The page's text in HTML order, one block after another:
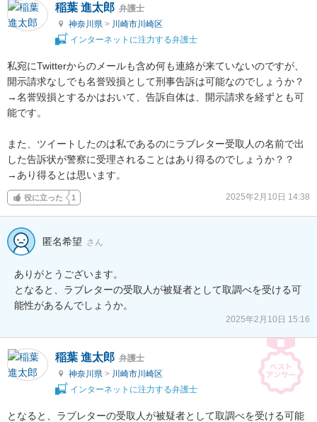
稲葉 進太郎 弁護士
神奈川県 > 川崎市川崎区
インターネットに注力する弁護士
私宛にTwitterからのメールも含め何も連絡が来ていないのですが、
開示請求なしでも名誉毀損として刑事告訴は可能なのでしょうか？
→名誉毀損とするかはおいて、告訴自体は、開示請求を経ずとも可
能です。
また、ツイートしたのは私であるのにラブレター受取人の名前で出
した告訴状が警察に受理されることはあり得るのでしょうか？？
→あり得るとは思います。
役に立った 1 2025年2月10日 14:38
匿名希望 さん
ありがとうございます。
となると、ラブレターの受取人が被疑者として取調べを受ける可
能性があるんでしょうか。
2025年2月10日 15:16
稲葉 進太郎 弁護士
神奈川県 > 川崎市川崎区
インターネットに注力する弁護士
となると、ラブレターの受取人が被疑者として取調べを受ける可能